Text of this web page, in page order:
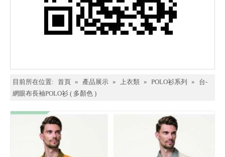
目前所在位置: 首頁 » 產品展示 » 上衣類 » POLO衫系列 »
台-
網眼布長袖POLO衫 ( 多顏色 )